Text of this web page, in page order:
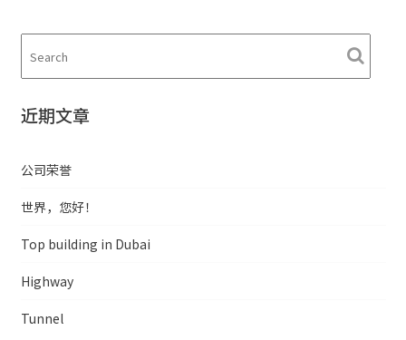
导
航
近期文章
公司荣誉
世界，您好！
Top building in Dubai
Highway
Tunnel